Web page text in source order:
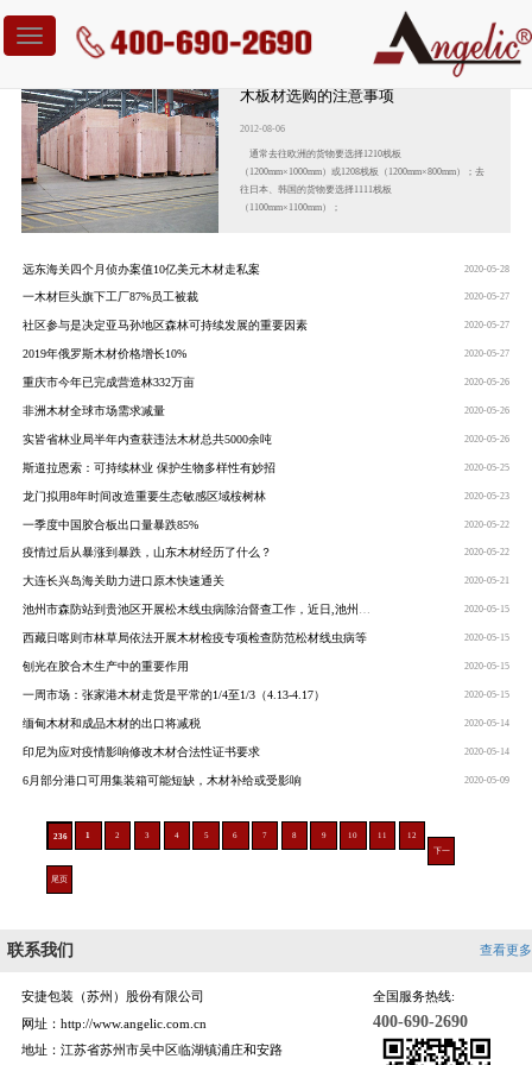
Toggle
navigation
木板材选购的注意事项
2012-08-06
通常去往欧洲的货物要选择1210栈板
（1200mm×1000mm）或1208栈板（1200mm×800mm）；去
往日本、韩国的货物要选择1111栈板
（1100mm×1100mm）；
远东海关四个月侦办案值10亿美元木材走私案 2020-05-28
一木材巨头旗下工厂87%员工被裁 2020-05-27
社区参与是决定亚马孙地区森林可持续发展的重要因素 2020-05-27
2019年俄罗斯木材价格增长10% 2020-05-27
重庆市今年已完成营造林332万亩 2020-05-26
非洲木材全球市场需求减量 2020-05-26
实皆省林业局半年内查获违法木材总共5000余吨 2020-05-26
斯道拉恩索：可持续林业 保护生物多样性有妙招 2020-05-25
龙门拟用8年时间改造重要生态敏感区域桉树林 2020-05-23
一季度中国胶合板出口量暴跌85% 2020-05-22
疫情过后从暴涨到暴跌，山东木材经历了什么？ 2020-05-22
大连长兴岛海关助力进口原木快速通关 2020-05-21
池州市森防站到贵池区开展松木线虫病除治督查工作，近日,池州市森防站站长汪文凯一行三人在贵池区开展松木线虫病除治督“回头看”督查工作 2020-05-15
西藏日喀则市林草局依法开展木材检疫专项检查防范松材线虫病等 2020-05-15
刨光在胶合木生产中的重要作用 2020-05-15
一周市场：张家港木材走货是平常的1/4至1/3（4.13-4.17） 2020-05-15
缅甸木材和成品木材的出口将减税 2020-05-14
印尼为应对疫情影响修改木材合法性证书要求 2020-05-14
6月部分港口可用集装箱可能短缺，木材补给或受影响 2020-05-09
236 1 2 3 4 5 6 7 8 9 10 11
12
下一
尾页
联系我们 查看更多
安捷包装（苏州）股份有限公司
网址：http://www.angelic.com.cn
地址：江苏省苏州市吴中区临湖镇浦庄和安路
全国服务热线:
400-690-2690